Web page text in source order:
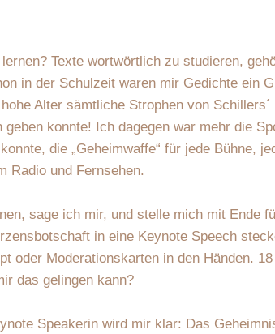
Texte wortwörtlich zu studieren,
in der Schulzeit waren mir Gedichte ein
Alter sämtliche Strophen von Schillers´
konnte! Ich dagegen war mehr die
die „Geheimwaffe“ für jede Bühne,
Radio und Fernsehen.
sage ich mir, und stelle mich mit Ende
in eine Keynote Speech
oder Moderationskarten in den Händen.
das gelingen kann?
Speakerin wird mir klar: Das